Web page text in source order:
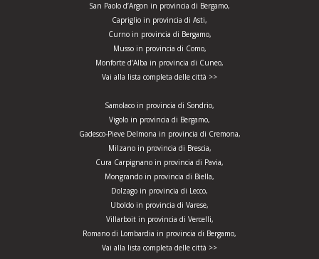
San Paolo d’Argon in provincia di Bergamo,
Capriglio in provincia di Asti,
Curno in provincia di Bergamo,
Musso in provincia di Como,
Monforte d’Alba in provincia di Cuneo,
Vai alla lista completa delle città >>
Samolaco in provincia di Sondrio,
Vigolo in provincia di Bergamo,
Gadesco-Pieve Delmona in provincia di Cremona,
Milzano in provincia di Brescia,
Cura Carpignano in provincia di Pavia,
Mongrando in provincia di Biella,
Dolzago in provincia di Lecco,
Uboldo in provincia di Varese,
Villarboit in provincia di Vercelli,
Romano di Lombardia in provincia di Bergamo,
Vai alla lista completa delle città >>